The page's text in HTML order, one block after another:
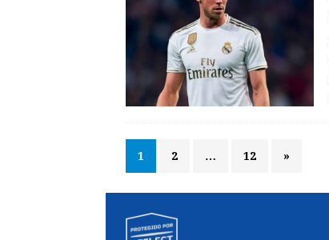
1 2 … 12 »